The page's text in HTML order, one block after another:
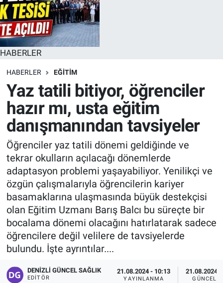
HABERLER
HABERLER EĞITIM
Yaz tatili bitiyor, öğrenciler
hazır mı, usta eğitim
danışmanından tavsiyeler
Öğrenciler yaz tatili dönemi geldiğinde ve
tekrar okulların açılacağı dönemlerde
adaptasyon problemi yaşayabiliyor. Yenilikçi ve
özgün çalışmalarıyla öğrencilerin kariyer
basamaklarına ulaşmasında büyük destekçisi
olan Eğitim Uzmanı Barış Balcı bu süreçte bir
bocalama dönemi olacağını hatırlatarak sadece
öğrencilere değil velilere de tavsiyelerde
bulundu. İşte ayrıntılar....
DENIZLI GÜNCEL SAĞLIK
EDITÖR
21.08.2024 - 10:13
YAYINLANMA
21.08.2024 -